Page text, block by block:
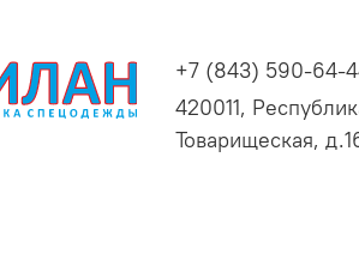
+7 (843) 590-64-
420011,
Товарищеская,